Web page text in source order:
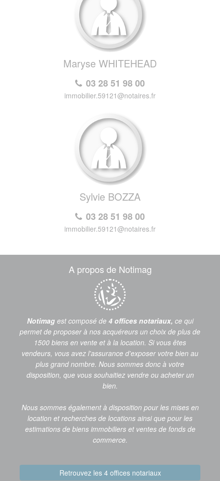
Maryse WHITEHEAD
03 28 51 98 00
immobilier.59121@notaires.fr
Sylvie BOZZA
03 28 51 98 00
immobilier.59121@notaires.fr
A propos de Notimag
Notimag est composé de 4 offices notariaux, ce qui
permet de proposer à nos acquéreurs un choix de plus de
1500 biens en vente et à la location. Si vous êtes
vendeurs, vous avez l'assurance d'exposer votre bien au
plus grand nombre. Nous sommes donc à votre
disposition, que vous souhaitiez vendre ou acheter un
bien.
Nous sommes également à disposition pour les mises en
location et recherches de locations ainsi que pour les
estimations de biens immobiliers et ventes de fonds de
commerce.
Retrouvez les 4 offices notariaux